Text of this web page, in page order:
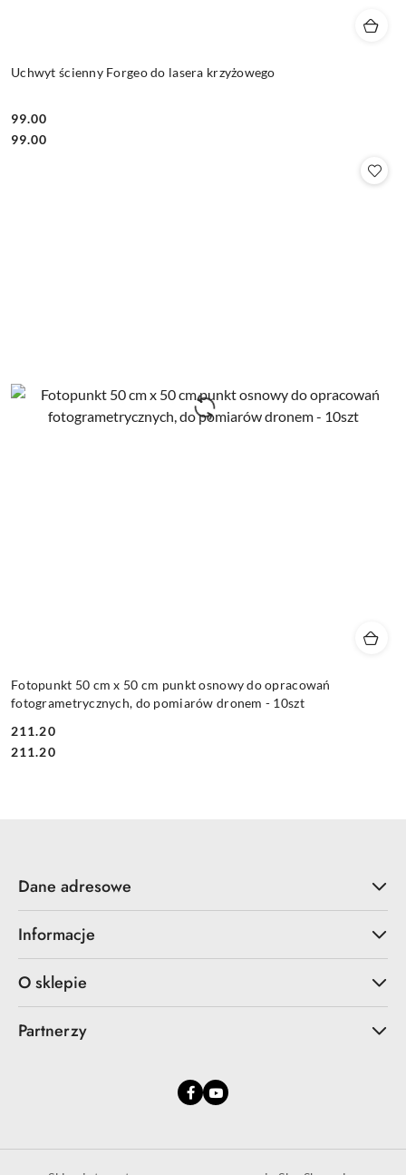
Uchwyt ścienny Forgeo do lasera krzyżowego
Cena:
99.00
Cena:
99.00
Fotopunkt 50 cm x 50 cm punkt osnowy do opracowań
fotogrametrycznych, do pomiarów dronem - 10szt
Cena:
211.20
Cena:
211.20
Dane adresowe
Informacje
O sklepie
Partnerzy